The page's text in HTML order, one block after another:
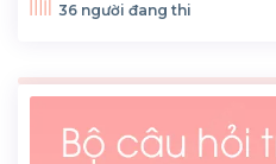
36 người đang thi